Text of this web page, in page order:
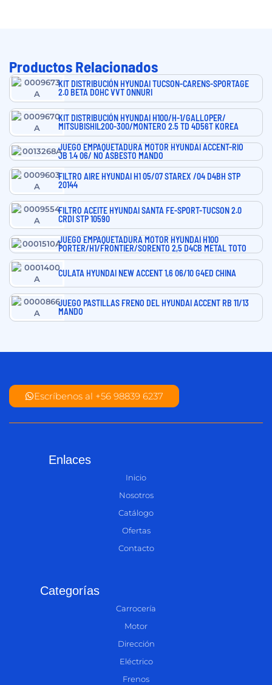
Productos Relacionados
KIT DISTRIBUCIÓN HYUNDAI TUCSON-CARENS-SPORTAGE
2.0 BETA DOHC VVT ONNURI
KIT DISTRIBUCIÓN HYUNDAI H100/H-1/GALLOPER/
MITSUBISHIL200-300/MONTERO 2.5 TD 4D56T KOREA
JUEGO EMPAQUETADURA MOTOR HYUNDAI ACCENT-RIO
JB 1.4 06/ NO ASBESTO MANDO
FILTRO AIRE HYUNDAI H1 05/07 STAREX /04 D4BH STP
20144
FILTRO ACEITE HYUNDAI SANTA FE-SPORT-TUCSON 2.0
CRDI STP 10590
JUEGO EMPAQUETADURA MOTOR HYUNDAI H100
PORTER/H1/FRONTIER/SORENTO 2,5 D4CB METAL TOTO
CULATA HYUNDAI NEW ACCENT 1,6 06/10 G4ED CHINA
JUEGO PASTILLAS FRENO DEL HYUNDAI ACCENT RB 11/13
MANDO
Escríbenos al +56 98839 6237
Enlaces
Inicio
Nosotros
Catálogo
Ofertas
Contacto
Categorías
Carrocería
Motor
Dirección
Eléctrico
Frenos